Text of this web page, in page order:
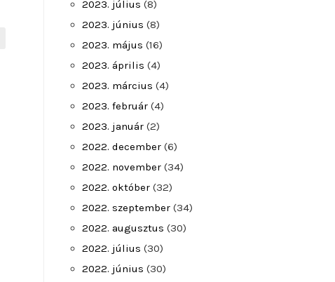
2023. július (8)
2023. június (8)
2023. május (16)
2023. április (4)
2023. március (4)
2023. február (4)
2023. január (2)
2022. december (6)
2022. november (34)
2022. október (32)
2022. szeptember (34)
2022. augusztus (30)
2022. július (30)
2022. június (30)